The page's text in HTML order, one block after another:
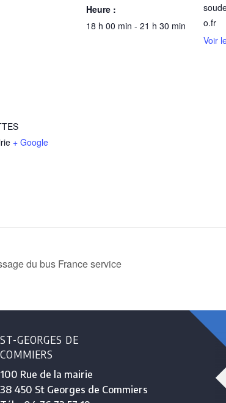
Heure :
18 h 00 min - 21 h 30 min
o.fr
Voir
+ Google
du bus France service
ST-GEORGES DE
COMMIERS
100 Rue de la mairie
38 450 St Georges de Commiers